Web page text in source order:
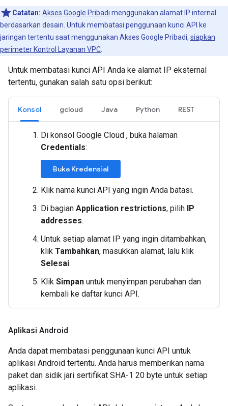
Catatan: Akses Google Pribadi menggunakan alamat IP internal
berdasarkan desain. Untuk membatasi penggunaan kunci API ke
jaringan tertentu saat menggunakan Akses Google Pribadi, siapkan
perimeter Kontrol Layanan VPC
Untuk membatasi kunci API Anda ke alamat IP eksternal
tertentu, gunakan salah satu opsi berikut:
Konsol gcloud Java Python REST
Di konsol Google Cloud , buka halaman
Credentials:
Buka Kredensial
Klik nama kunci API yang ingin Anda batasi.
Di bagian Application restrictions, pilih IP
addresses.
Untuk setiap alamat IP yang ingin ditambahkan,
klik Tambahkan, masukkan alamat, lalu klik
Selesai.
Klik Simpan untuk menyimpan perubahan dan
kembali ke daftar kunci API.
Aplikasi Android
Anda dapat membatasi penggunaan kunci API untuk
aplikasi Android tertentu. Anda harus memberikan nama
paket dan sidik jari sertifikat SHA-1 20 byte untuk setiap
aplikasi.